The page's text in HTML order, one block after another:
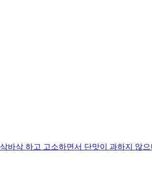
바삭 하고 고소하면서 단맛이 과하지 않